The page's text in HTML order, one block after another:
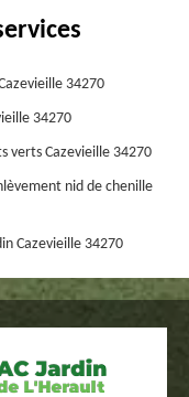
34270
34270
verts Cazevieille 34270
nid de chenille
Cazevieille 34270